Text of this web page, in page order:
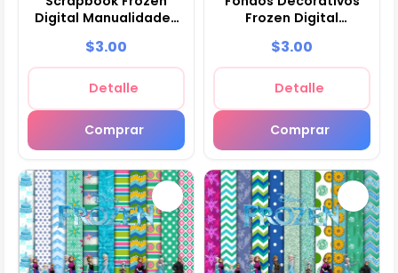
Digital Manualidades
$3.00
Detalle
Comprar
Frozen Digital
$3.00
Detalle
Comprar